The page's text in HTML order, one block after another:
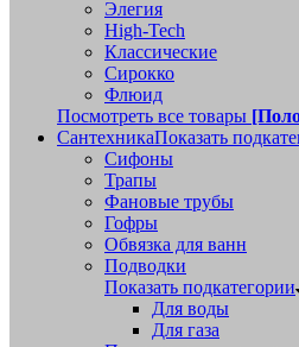
Элегия
High-Tech
Классические
Сирокко
Флюид
Посмотреть все товары
СантехникаПоказать
Сифоны
Трапы
Фановые трубы
Гофры
Обвязка для ванн
Подводки
Показать подкатегории
Для воды
Для газа